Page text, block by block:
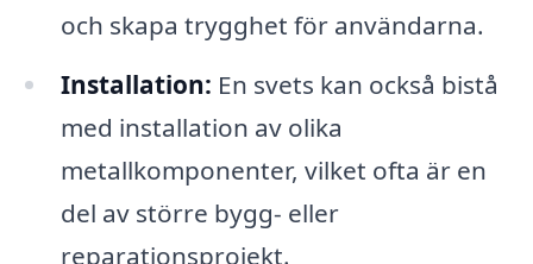
och skapa trygghet för användarna.
Installation: En svets kan också bistå
med installation av olika
metallkomponenter, vilket ofta är en
del av större bygg- eller
reparationsprojekt.